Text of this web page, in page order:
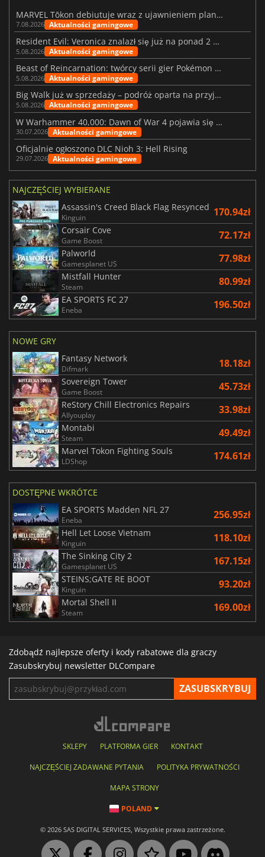
MARVEL Tōkon debiutuje wraz z ujawnieniem planu rozwoju na pierwszy rok
7.08.2026 Aktualności gamingowe
Resident Evil: Veronica znalazł się już na ponad 2 milionach list życzeń
5.08.2026 Aktualności gamingowe
Beast of Reincarnation: twórcy serii gier Pokémon wkraczają na nową ścieżkę
5.08.2026 Aktualności gamingowe
Big Walk już w sprzedaży – podróż oparta na przyjaźni
5.08.2026 Aktualności gamingowe
W Warhammer 40,000: Dawn of War 4 pojawia się frakcja Nekronów
30.07.2026 Aktualności gamingowe
Oficjalnie ogłoszono DLC Nioh 3: Hell Rising
29.07.2026 Aktualności gamingowe
NAJCZĘŚCIEJ WYBIERANE
Assassin's Creed Black Flag Resynced
Kinguin 170.94zł
Corsair Cove
Game Boost 72.17zł
Palworld
Gamesplanet US 77.98zł
Mistfall Hunter
Steam 80.99zł
EA SPORTS FC 27
Eneba 196.50zł
NOWE GRY
Fantasy Network
Difmark 18.18zł
Sovereign Tower
Game Boost 45.73zł
ReStory Chill Electronics Repairs
Allyouplay 33.98zł
Montabi
Steam 49.49zł
Marvel Tokon Fighting Souls
LDShop 174.61zł
DOSTĘPNE WKRÓTCE
EA SPORTS Madden NFL 27
Eneba 256.95zł
Hell Let Loose Vietnam
Kinguin 118.10zł
The Sinking City 2
Gamesplanet US 167.15zł
STEINS;GATE RE BOOT
Kinguin 93.20zł
Mortal Shell II
Steam 169.00zł
Zdobądź najlepsze oferty i kody rabatowe dla graczy
Zasubskrybuj newsletter DLCompare
SKLEPY PLATFORMA GIER KONTAKT
NAJCZĘŚCIEJ ZADAWANE PYTANIA POLITYKA PRYWATNOŚCI
MAPA STRONY
POLAND
© 2026 SAS DIGITAL SERVICES, Wszystkie prawa zastrzeżone.